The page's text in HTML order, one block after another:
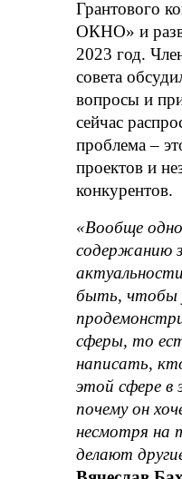
Грантового
ОКНО» и
2023 год.
совета
вопросы и
сейчас
проблема –
проектов и
конкурентов.
«Вообще
содержанию
быть, чтобы
сферы, то
написать,
этой сфере в
почему он
несмотря на
делают